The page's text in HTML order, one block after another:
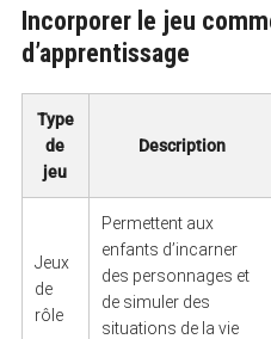
Incorporer le jeu
d’apprentissage
Type
de
jeu
Description
Jeux
de
rôle
Permettent aux
enfants d’incarner
des personnages et
de simuler des
situations de la vie